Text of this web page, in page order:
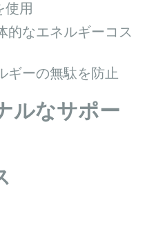
使用
的なエネルギーコス
ギーの無駄を防止
ルなサポー